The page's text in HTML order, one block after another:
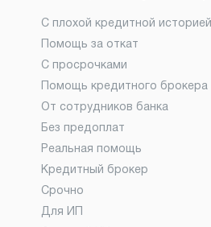
С плохой кредитной историей
Помощь за откат
С просрочками
Помощь кредитного брокера
От сотрудников банка
Без предоплат
Реальная помощь
Кредитный брокер
Срочно
Для ИП